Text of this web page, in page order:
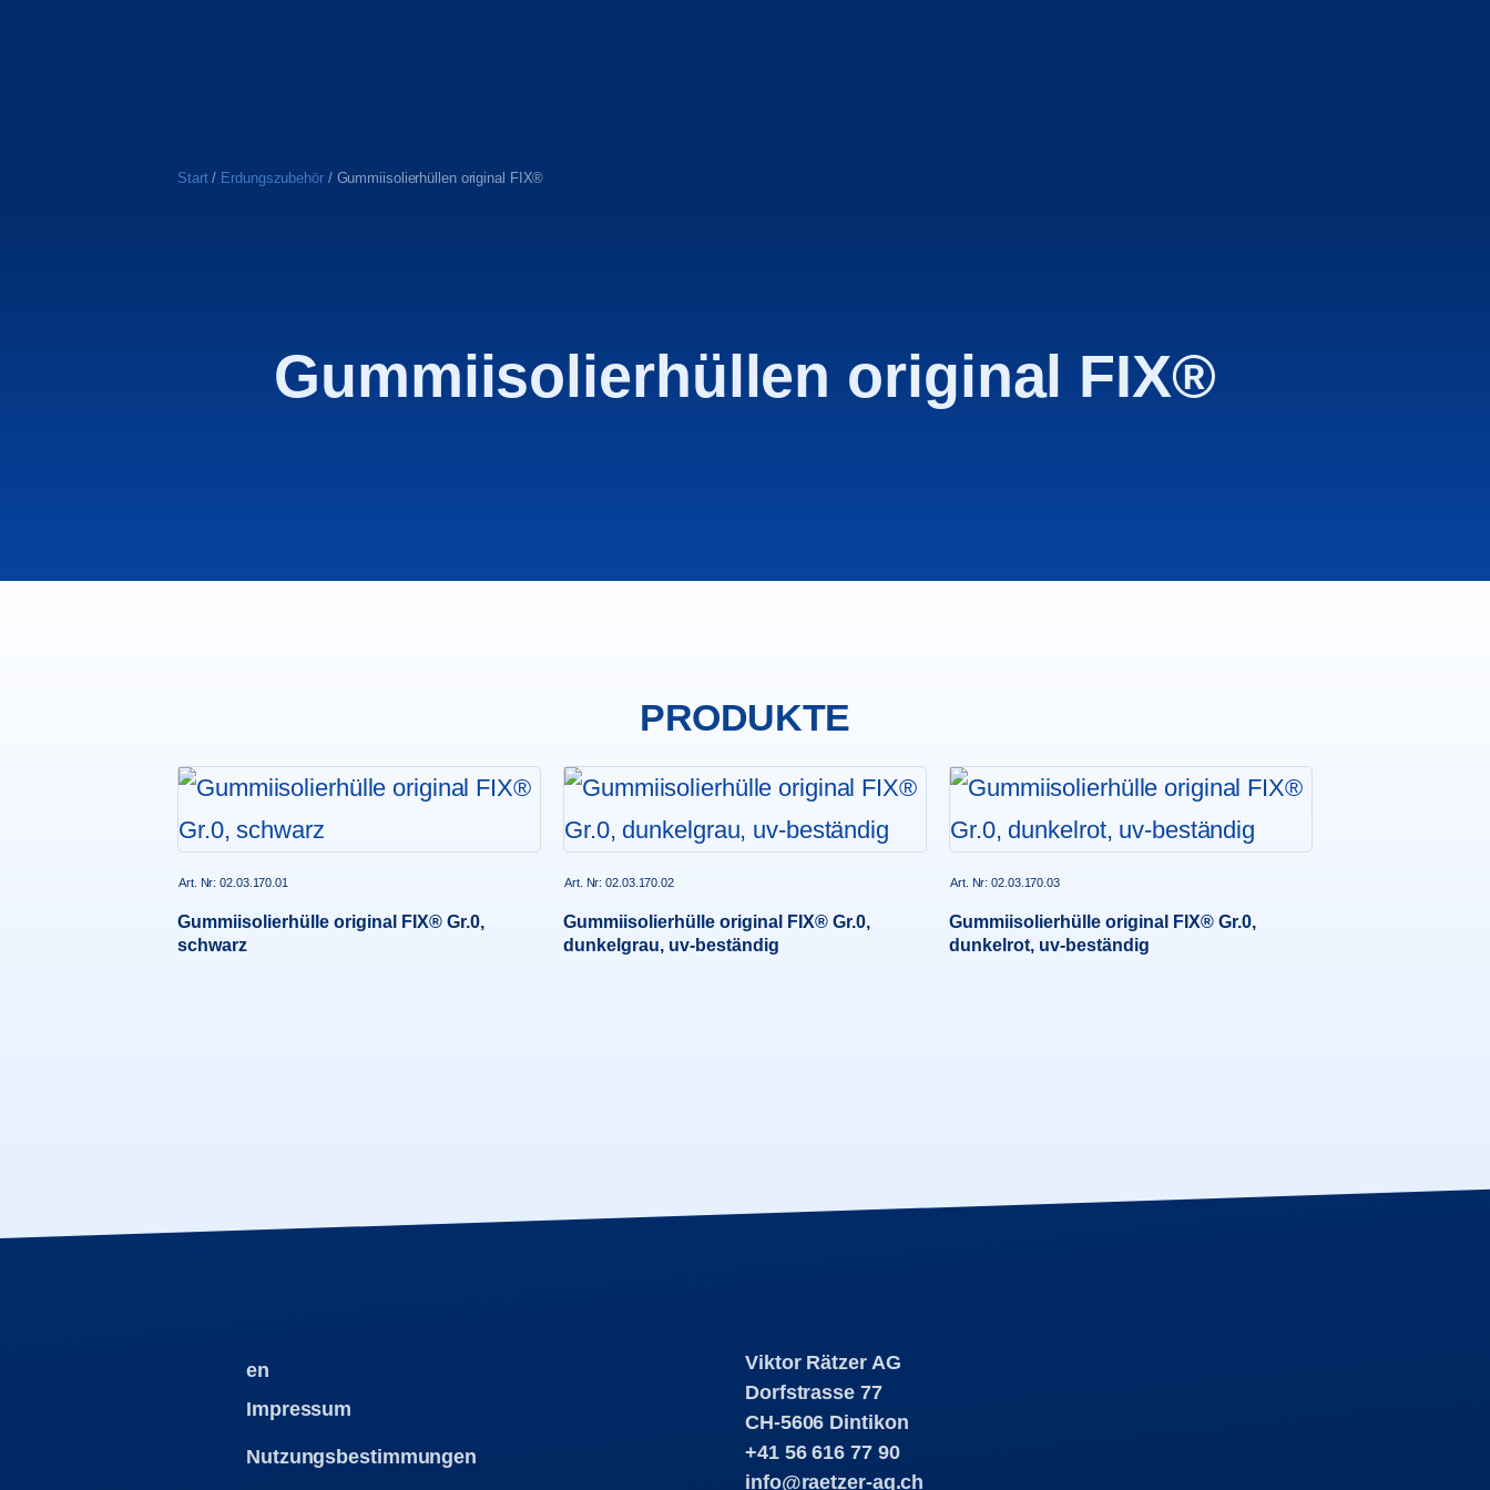
Start/ Erdungszubehör/ Gummiisolierhüllen original FIX®
Gummiisolierhüllen original FIX®
PRODUKTE
Gummiisolierhülle original FIX® Gr.0,
schwarz
Art. Nr: 02.03.170.01
Gummiisolierhülle original FIX® Gr.0,
dunkelgrau, uv-beständig
Art. Nr: 02.03.170.02
Gummiisolierhülle original FIX® Gr.0,
dunkelrot, uv-beständig
Art. Nr: 02.03.170.03
en
Impressum
Nutzungsbestimmungen
Viktor Rätzer AG
Dorfstrasse 77
CH-5606 Dintikon
+41 56 616 77 90
info@raetzer-ag.ch